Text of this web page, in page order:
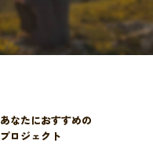
あなたにおすすめの
プロジェクト